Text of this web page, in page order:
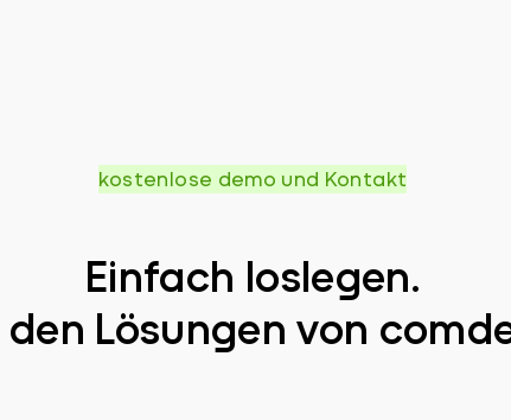
kostenlose demo und Kontakt
Einfach loslegen.
Lösungen von